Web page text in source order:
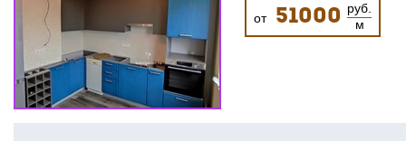
от 51000 руб.
м